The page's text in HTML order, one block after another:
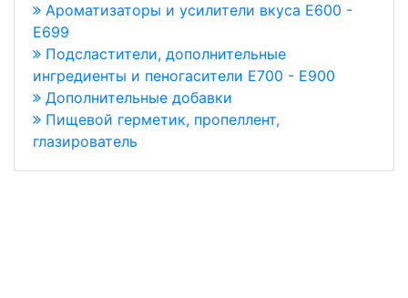
Ароматизаторы и усилители вкуса Е600 -
Е699
Подсластители, дополнительные
ингредиенты и пеногасители Е700 - Е900
Дополнительные добавки
Пищевой герметик, пропеллент,
глазирователь